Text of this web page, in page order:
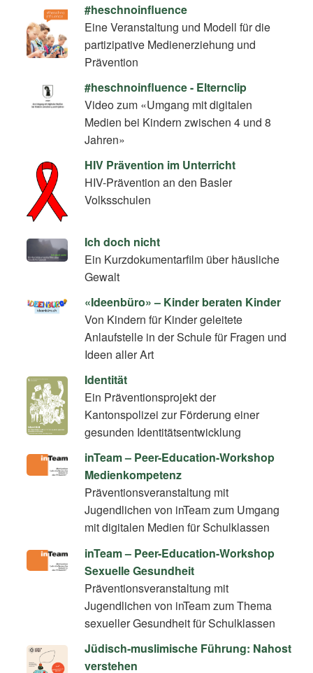
#heschnoinfluence
Eine Veranstaltung und Modell für die
partizipative Medienerziehung und
Prävention
#heschnoinfluence - Elternclip
Video zum «Umgang mit digitalen
Medien bei Kindern zwischen 4 und 8
Jahren»
HIV Prävention im Unterricht
HIV-Prävention an den Basler
Volksschulen
Ich doch nicht
Ein Kurzdokumentarfilm über häusliche
Gewalt
«Ideenbüro» – Kinder beraten Kinder
Von Kindern für Kinder geleitete
Anlaufstelle in der Schule für Fragen und
Ideen aller Art
Identität
Ein Präventionsprojekt der
Kantonspolizei zur Förderung einer
gesunden Identitätsentwicklung
inTeam – Peer-Education-Workshop
Medienkompetenz
Präventionsveranstaltung mit
Jugendlichen von inTeam zum Umgang
mit digitalen Medien für Schulklassen
inTeam – Peer-Education-Workshop
Sexuelle Gesundheit
Präventionsveranstaltung mit
Jugendlichen von inTeam zum Thema
sexueller Gesundheit für Schulklassen
Jüdisch-muslimische Führung: Nahost
verstehen